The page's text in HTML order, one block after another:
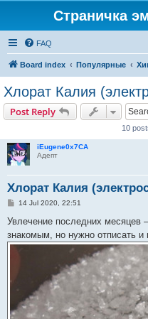
Страничка
FAQ
Board index Популярные
Хлорат Калия
Post Reply
10
iEugene0x7CA
Адепт
Хлорат Калия
P
s
14 Jul 2020, 22:51
Увлечение последних месяцев
знакомым, но нужно отписать и